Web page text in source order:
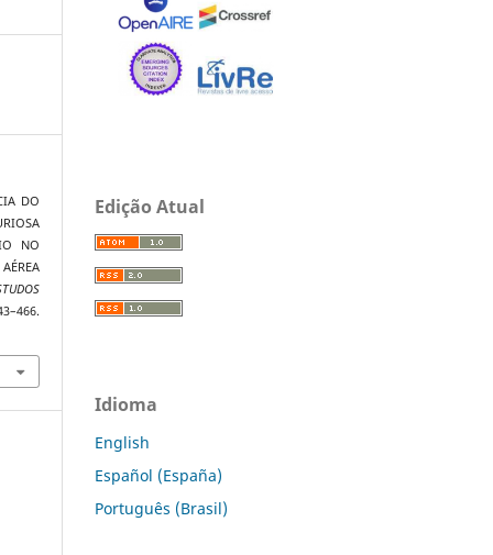
DO
NO
Edição Atual
Idioma
English
Español (España)
Português (Brasil)